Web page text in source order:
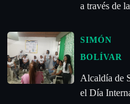
a través de la
SIMÓN
BOLÍVAR
Alcaldía de
el Día